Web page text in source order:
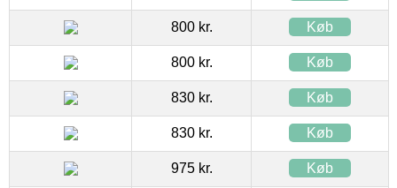
800 kr. Køb
800 kr. Køb
830 kr. Køb
830 kr. Køb
975 kr. Køb